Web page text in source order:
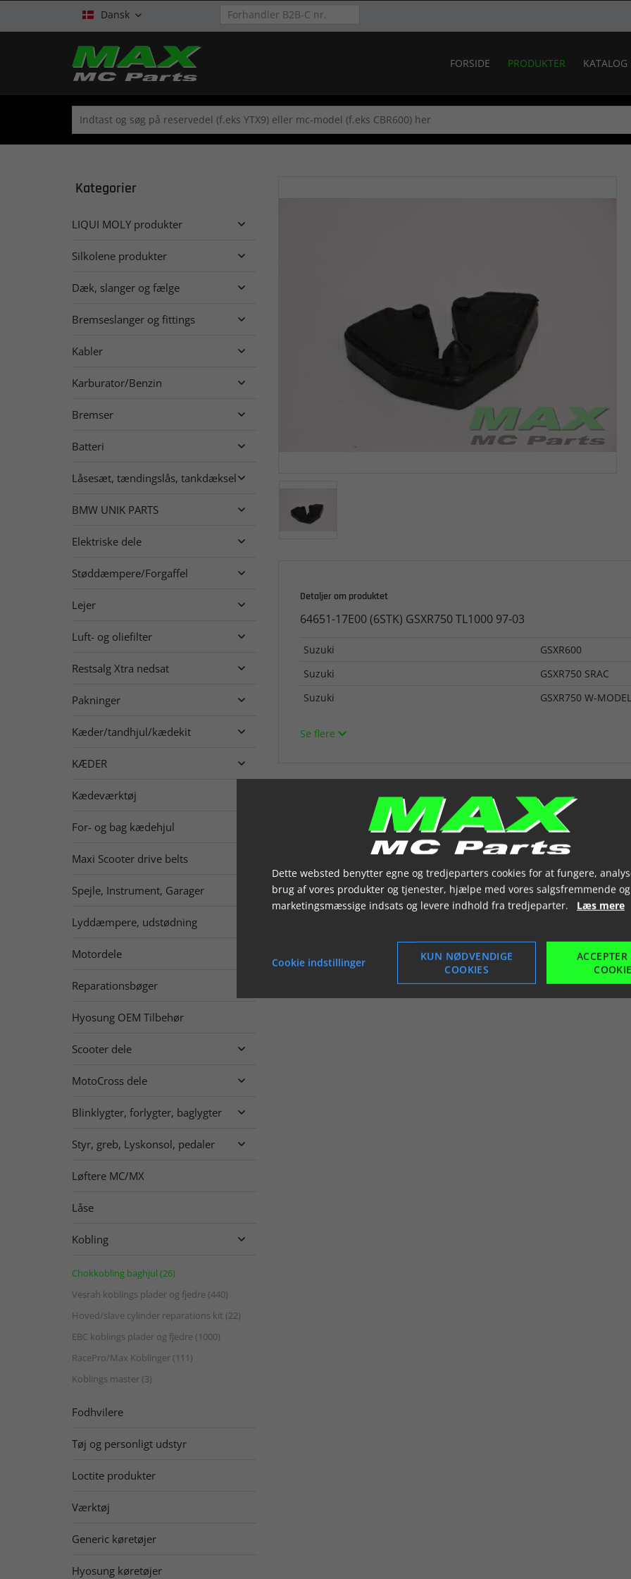
Dansk 
FORSIDE PRODUKTER KATALOG
Kategorier
LIQUI MOLY produkter 
Silkolene produkter 
Dæk, slanger og fælge 
Bremseslanger og fittings 
Kabler 
Karburator/Benzin 
Bremser 
Batteri 
Låsesæt, tændingslås, tankdæksel
BMW UNIK PARTS 
Elektriske dele 
Støddæmpere/Forgaffel 
Lejer 
Luft- og oliefilter 
Restsalg Xtra nedsat 
Pakninger 
Kæder/tandhjul/kædekit 
KÆDER 
Kædeværktøj
For- og bag kædehjul
Maxi Scooter drive belts
Spejle, Instrument, Garager
Lyddæmpere, udstødning
Motordele
Reparationsbøger
Hyosung OEM Tilbehør
Scooter dele 
MotoCross dele 
Blinklygter, forlygter, baglygter 
Styr, greb, Lyskonsol, pedaler 
Løftere MC/MX
Låse
Kobling 
Chokkobling baghjul (26)
Vesrah koblings plader og fjedre (440)
Hoved/slave cylinder reparations kit (22)
EBC koblings plader og fjedre (1000)
RacePro/Max Koblinger (111)
Koblings master (3)
Fodhvilere
Tøj og personligt udstyr
Loctite produkter
Værktøj
Generic køretøjer
Hyosung køretøjer
Detaljer om produktet
64651-17E00 (6STK) GSXR750 TL1000 97-03
Suzuki GSXR600
Suzuki
GSXR750 SRAC
Suzuki
GSXR750 W-
Se flere
Dette websted benytter egne og tredjeparters cookies for at fungere,
brug af vores produkter og tjenester, hjælpe med vores salgsfremmende og
marketingsmæssige indsats og levere indhold fra tredjeparter. Læs mere
Cookie indstillinger
KUN NØDVENDIGE
COOKIES